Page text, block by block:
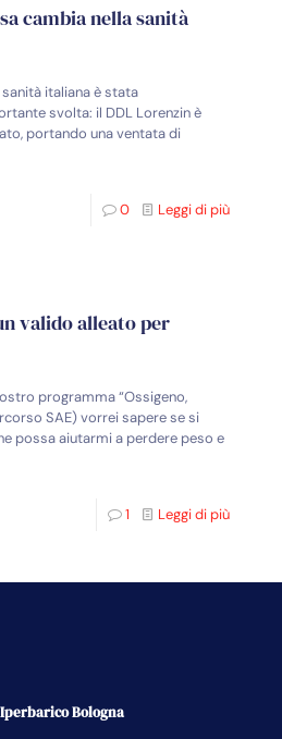
cambia nella sanità
italiana è stata
svolta: il DDL Lorenzin è
portando una ventata di
0 Leggi di più
valido alleato per
programma “Ossigeno,
SAE) vorrei sapere se si
possa aiutarmi a perdere peso e
1 Leggi di più
Bologna